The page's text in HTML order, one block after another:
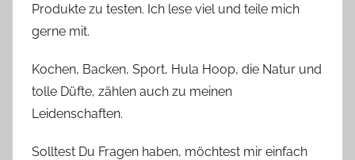
Produkte zu testen. Ich lese viel und teile mich
gerne mit.
Kochen, Backen, Sport, Hula Hoop, die Natur und
tolle Düfte, zählen auch zu meinen
Leidenschaften.
Solltest Du Fragen haben, möchtest mir einfach